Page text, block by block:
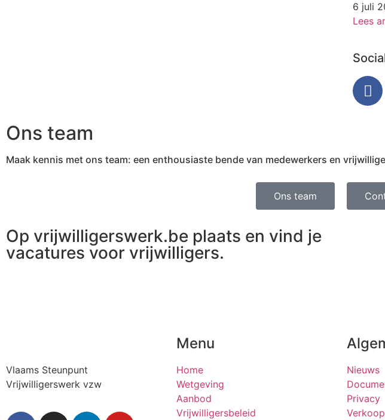
6 juli
Lees
Ons team
Maak kennis met ons team: een enthousiaste bende van medewerkers en
Ons team
Op vrijwilligerswerk.be plaats en vind je
vacatures voor vrijwilligers.
Vlaams Steunpunt
Vrijwilligerswerk vzw
Menu
Home
Wetgeving
Aanbod
Vrijwilligersbeleid
Nieuws
Privacy